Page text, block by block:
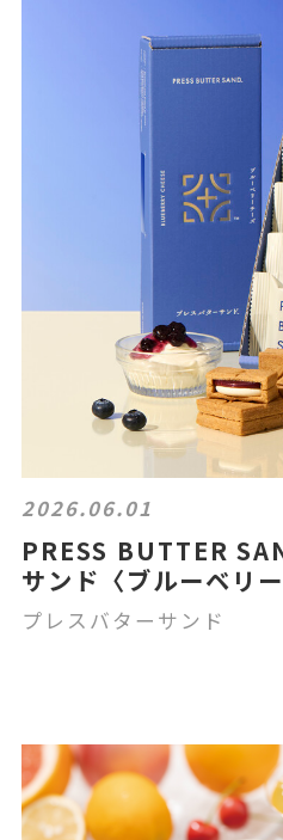
2026.06.01
PRESS BUTTER
サンド〈ブルーベリ
中です！
プレスバターサンド